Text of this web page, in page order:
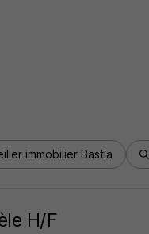
immobilier Bastia
H/F